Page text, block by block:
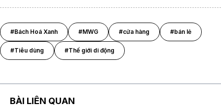
#Bách Hoá Xanh #MWG #cửa hàng #bán lẻ
#Tiêu dùng #Thế giới di động
BÀI LIÊN QUAN